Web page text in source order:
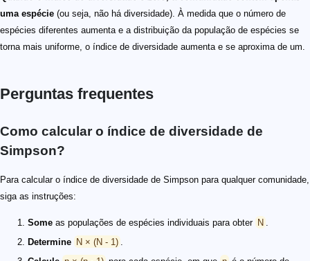
uma espécie (ou seja, não há diversidade). À medida que o número de
espécies diferentes aumenta e a distribuição da população de espécies se
torna mais uniforme, o índice de diversidade aumenta e se aproxima de um.
Perguntas frequentes
Como calcular o índice de diversidade de
Simpson?
Para calcular o índice de diversidade de Simpson para qualquer comunidade,
siga as instruções:
Some as populações de espécies individuais para obter N
Determine N × (N - 1)